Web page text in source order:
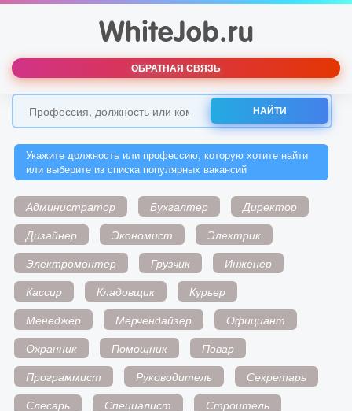
ОБРАТНАЯ СВЯЗЬ
НАЙТИ
Укажите должность или профессию, которую хотите найти
или выберите из списка популярных вакансий
Администратор Бухгалтер
Директор
Дизайнер
Экономист
Электрик
Электромонтер
Грузчик
Инженер
Кассир
Кладовщик
Курьер
Менеджер
Мерчендайзер
Официант
Охранник
Помощник
Повар
Программист
Руководитель
Секретарь
Слесарь
Специалист
Строитель